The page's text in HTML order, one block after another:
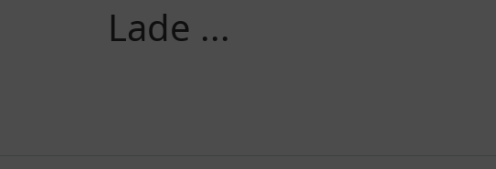
Lade ...